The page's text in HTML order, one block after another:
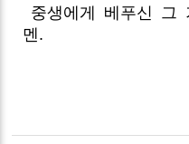
중생에게 베푸신 그
멘.